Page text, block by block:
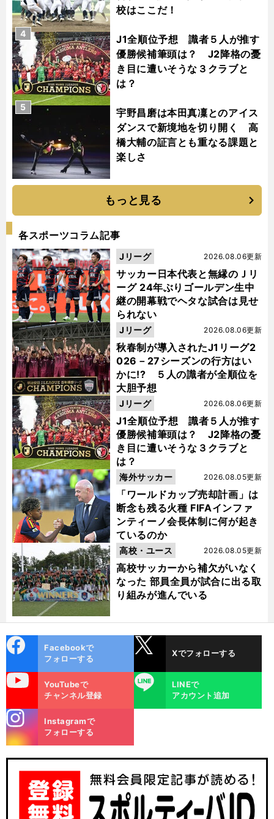
校はここだ！
J1全順位予想 識者５人が推す
優勝候補筆頭は？ J2降格の憂
き目に遭いそうな３クラブと
は？
4
宇野昌磨は本田真凜とのアイス
ダンスで新境地を切り開く 高
橋大輔の証言とも重なる課題と
楽しさ
5
もっと見る
各スポーツコラム記事
サッカー日本代表と無縁のＪリ
ーグ 24年ぶりゴールデン生中
継の開幕戦でヘタな試合は見せ
られない
2026.08.06更新
Jリーグ
秋春制が導入されたJ1リーグ2
026－27シーズンの行方はい
かに!? ５人の識者が全順位を
大胆予想
2026.08.06更新
Jリーグ
J1全順位予想 識者５人が推す
優勝候補筆頭は？ J2降格の憂
き目に遭いそうな３クラブと
は？
2026.08.06更新
Jリーグ
「ワールドカップ売却計画」は
断念も残る火種 FIFAインファ
ンティーノ会長体制に何が起き
ているのか
2026.08.05更新
海外サッカー
高校サッカーから補欠がいなく
なった 部員全員が試合に出る取
り組みが進んでいる
2026.08.05更新
高校・ユース
ok
Facebookで
フォローする
Xでフォローする
YouTubeで
チャンネル登録
LINE
LINEで
アカウント追加
m
Instagramで
フォローする